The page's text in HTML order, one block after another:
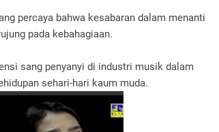
percaya bahwa kesabaran dalam menanti
pada kebahagiaan.
sang penyanyi di industri musik dalam
sehari-hari kaum muda.